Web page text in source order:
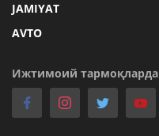
JAMIYAT
AVTO
Ижтимоий тармоқларда